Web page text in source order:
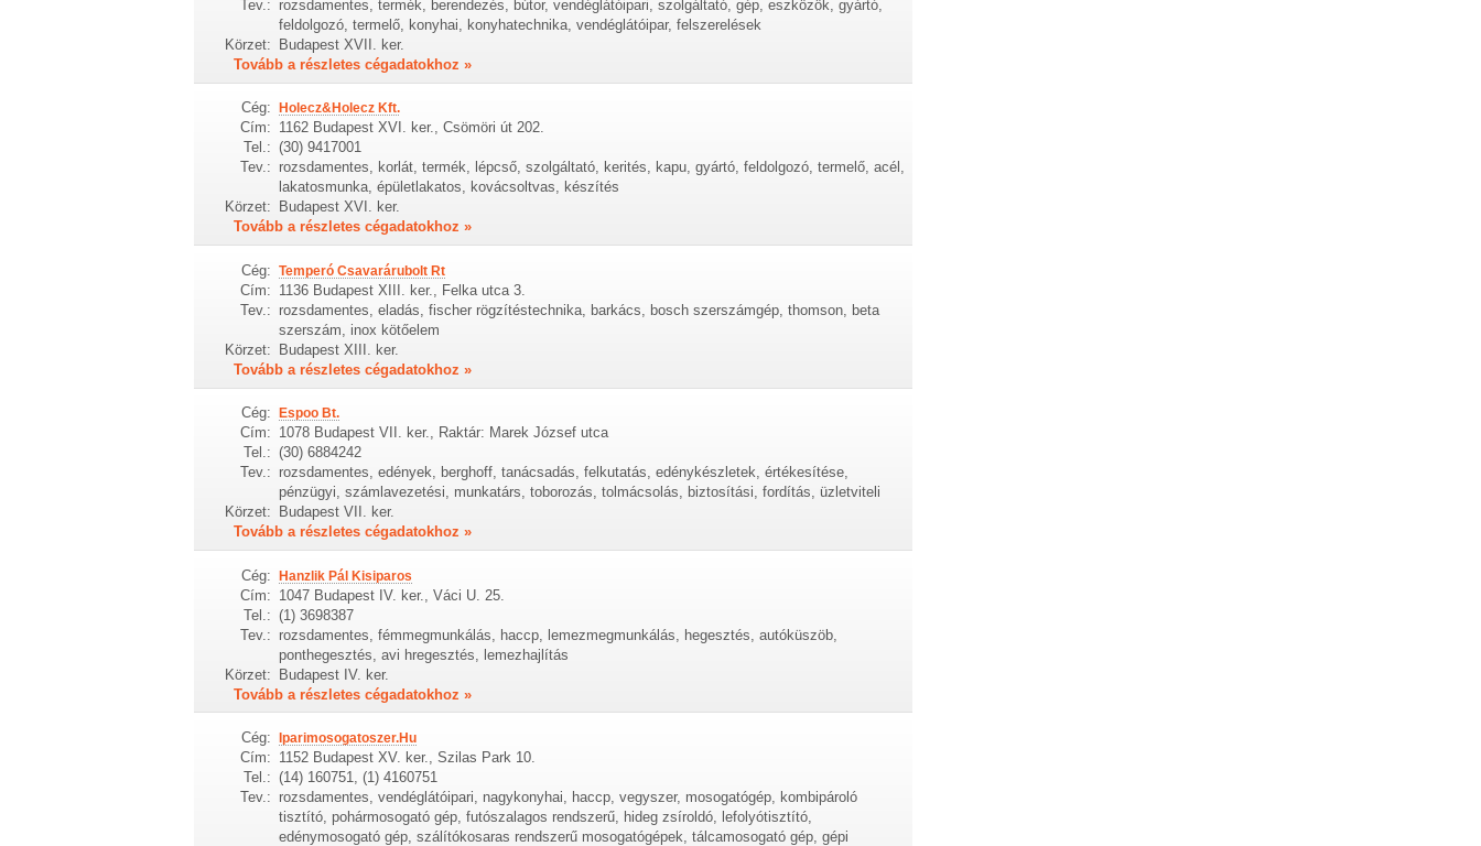
Tev.: rozsdamentes, termék, berendezés, bútor, vendéglátóipari, szolgáltató, gép, eszközök, gyártó,
feldolgozó, termelő, konyhai, konyhatechnika, vendéglátóipar, felszerelések
Körzet:
Budapest XVII. ker.
Tovább a részletes cégadatokhoz »
Cég: Holecz&Holecz Kft.
Cím: 1162 Budapest XVI. ker., Csömöri út 202.
Tel.: (30) 9417001
Tev.: rozsdamentes, korlát, termék, lépcső, szolgáltató, kerités, kapu, gyártó, feldolgozó, termelő, acél,
lakatosmunka, épületlakatos, kovácsoltvas, készítés
Körzet:
Budapest XVI. ker.
Tovább a részletes cégadatokhoz »
Cég: Temperó Csavarárubolt Rt
Cím: 1136 Budapest XIII. ker., Felka utca 3.
Tev.: rozsdamentes, eladás, fischer rögzítéstechnika, barkács, bosch szerszámgép, thomson, beta
szerszám, inox kötőelem
Körzet: Budapest XIII. ker.
Tovább a részletes cégadatokhoz »
Cég: Espoo Bt.
Cím: 1078 Budapest VII. ker., Raktár: Marek József utca
Tel.: (30) 6884242
Tev.: rozsdamentes, edények, berghoff, tanácsadás, felkutatás, edénykészletek, értékesítése,
pénzügyi, számlavezetési, munkatárs, toborozás, tolmácsolás, biztosítási, fordítás, üzletviteli
Körzet:
Budapest VII. ker.
Tovább a részletes cégadatokhoz »
Cég: Hanzlik Pál Kisiparos
Cím: 1047 Budapest IV. ker., Váci U. 25.
Tel.: (1) 3698387
Tev.: rozsdamentes, fémmegmunkálás, haccp, lemezmegmunkálás, hegesztés, autóküszöb,
ponthegesztés, avi hregesztés, lemezhajlítás
Körzet: Budapest IV. ker.
Tovább a részletes cégadatokhoz »
Cég: Iparimosogatoszer.Hu
Cím: 1152 Budapest XV. ker., Szilas Park 10.
Tel.: (14) 160751, (1) 4160751
Tev.: rozsdamentes, vendéglátóipari, nagykonyhai, haccp, vegyszer, mosogatógép, kombipároló
tisztító, pohármosogató gép, futószalagos rendszerű, hideg zsíroldó, lefolyótisztító,
edénymosogató gép, szálítókosaras rendszerű mosogatógépek, tálcamosogató gép, gépi